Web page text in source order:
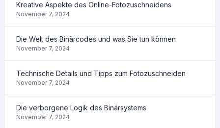
Kreative Aspekte des Online-Fotozuschneidens
November 7, 2024
Die Welt des Binärcodes und was Sie tun können
November 7, 2024
Technische Details und Tipps zum Fotozuschneiden
November 7, 2024
Die verborgene Logik des Binärsystems
November 7, 2024